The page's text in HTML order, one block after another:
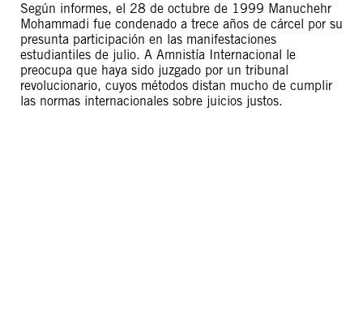
Según informes, el 28 de octubre de 1999 Manuchehr
Mohammadi fue condenado a trece años de cárcel por su
presunta participación en las manifestaciones
estudiantiles de julio. A Amnistía Internacional le
preocupa que haya sido juzgado por un tribunal
revolucionario, cuyos métodos distan mucho de cumplir
las normas internacionales sobre juicios justos.